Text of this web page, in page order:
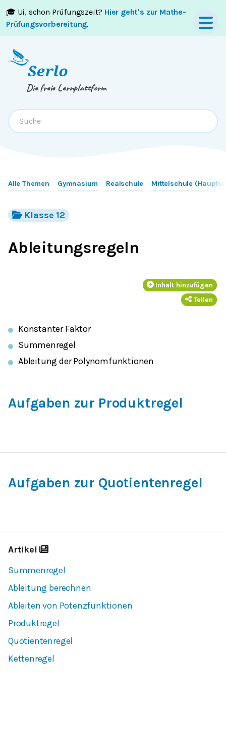
🎓 Ui, schon Prüfungszeit? Hier geht's zur Mathe-
Prüfungsvorbereitung.
Springe zumInhaltoderFooter
Die freie Lernplattform
Alle Themen Gymnasium Realschule Mittelschule
Klasse 12
Ableitungsregeln
Inhalt hinzufügen
Teilen
Konstanter Faktor
Summenregel
Ableitung der Polynomfunktionen
Aufgaben zur Produktregel
Aufgaben zur Quotientenregel
Artikel
Summenregel
Ableitung berechnen
Ableiten von Potenzfunktionen
Produktregel
Quotientenregel
Kettenregel